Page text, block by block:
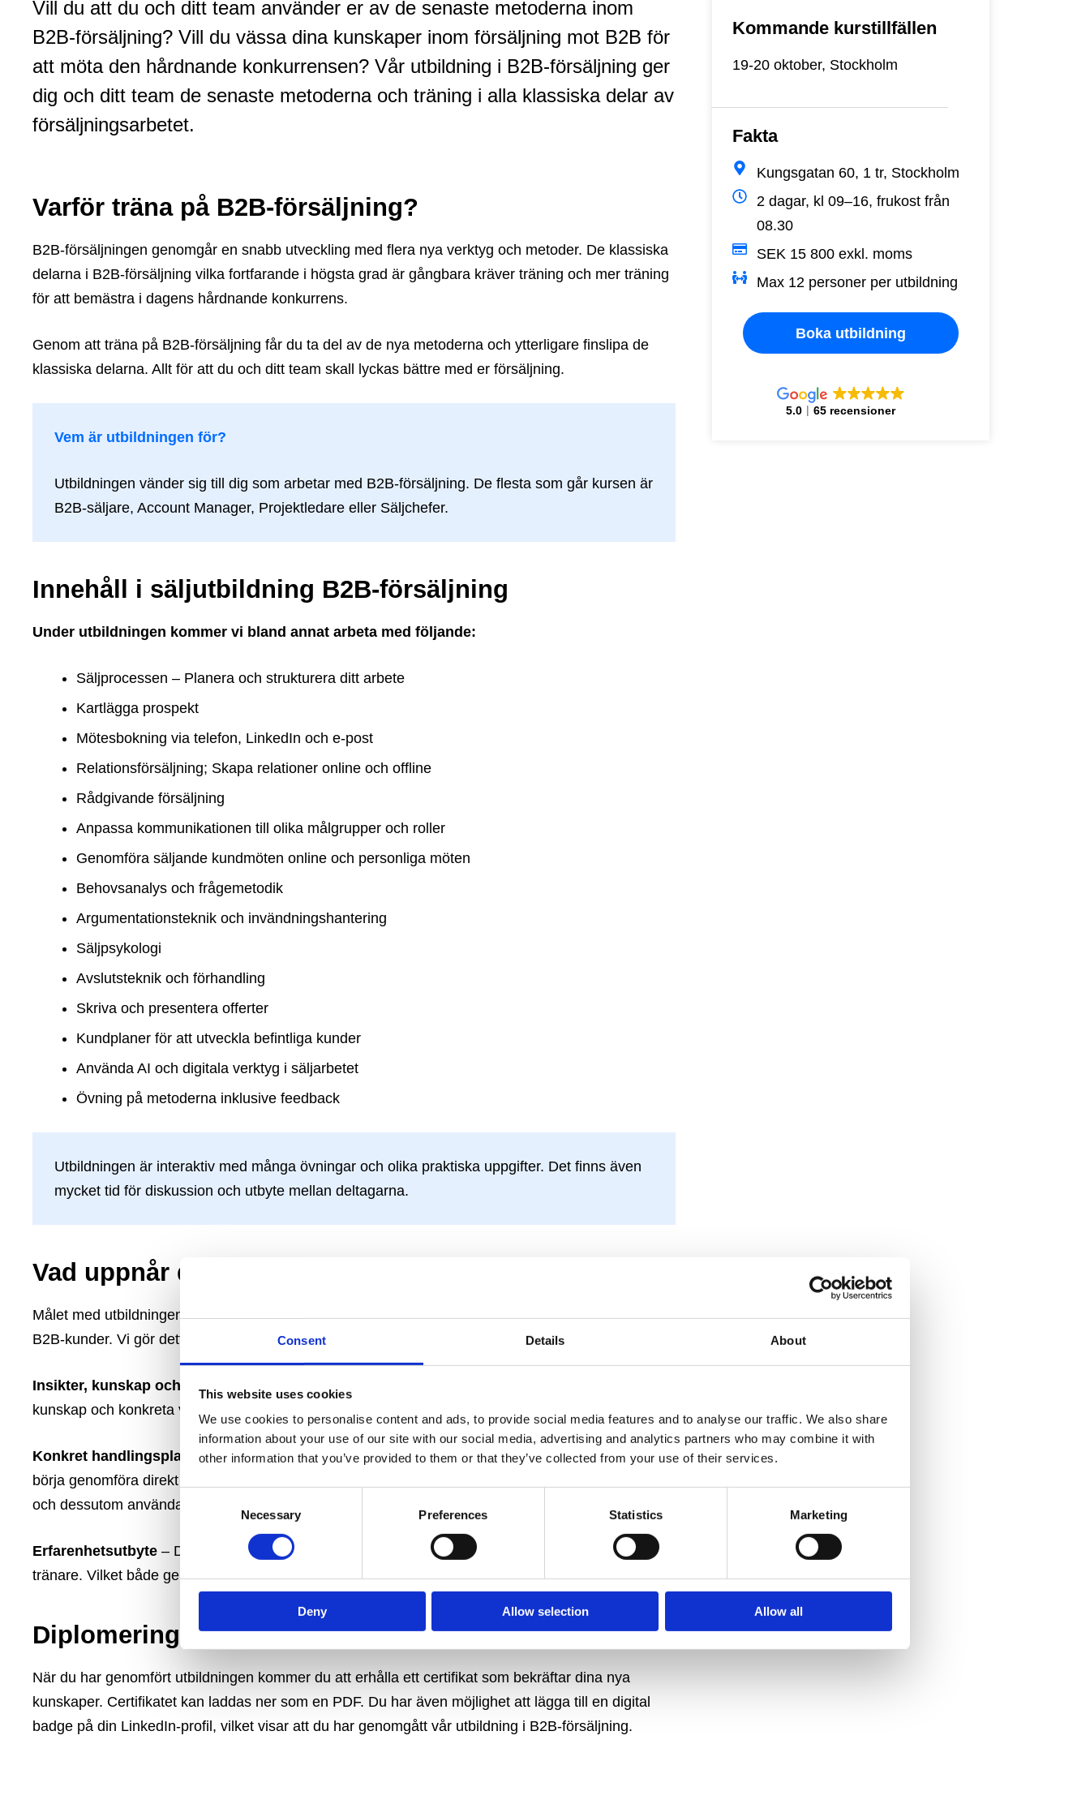
Consent Details About
This website uses cookies
We use cookies to personalise content and ads, to provide social media features and to analyse our traffic. We also share
information about your use of our site with our social media, advertising and analytics partners who may combine it with
other information that you’ve provided to them or that they’ve collected from your use of their services.
Necessary Preferences Statistics Marketing
Deny Allow selection Allow all
Vill du att du och ditt team använder er av de senaste metoderna inom
B2B-försäljning? Vill du vässa dina kunskaper inom försäljning mot B2B för
att möta den hårdnande konkurrensen? Vår utbildning i B2B-försäljning ger
dig och ditt team de senaste metoderna och träning i alla klassiska delar av
försäljningsarbetet.
Varför träna på B2B-försäljning?
B2B-försäljningen genomgår en snabb utveckling med flera nya verktyg och metoder. De klassiska
delarna i B2B-försäljning vilka fortfarande i högsta grad är gångbara kräver träning och mer träning
för att bemästra i dagens hårdnande konkurrens.
Genom att träna på B2B-försäljning får du ta del av de nya metoderna och ytterligare finslipa de
klassiska delarna. Allt för att du och ditt team skall lyckas bättre med er försäljning.
Vem är utbildningen för?
Utbildningen vänder sig till dig som arbetar med B2B-försäljning. De flesta som går kursen är
B2B-säljare, Account Manager, Projektledare eller Säljchefer.
Innehåll i säljutbildning B2B-försäljning
Under utbildningen kommer vi bland annat arbeta med följande:
Säljprocessen – Planera och strukturera ditt arbete
Kartlägga prospekt
Mötesbokning via telefon, LinkedIn och e-post
Relationsförsäljning; Skapa relationer online och offline
Rådgivande försäljning
Anpassa kommunikationen till olika målgrupper och roller
Genomföra säljande kundmöten online och personliga möten
Behovsanalys och frågemetodik
Argumentationsteknik och invändningshantering
Säljpsykologi
Avslutsteknik och förhandling
Skriva och presentera offerter
Kundplaner för att utveckla befintliga kunder
Använda AI och digitala verktyg i säljarbetet
Övning på metoderna inklusive feedback
Utbildningen är interaktiv med många övningar och olika praktiska uppgifter. Det finns även
mycket tid för diskussion och utbyte mellan deltagarna.
Vad uppnår du genom att delta på utbildningen?
Målet med utbildningen är att utveckla dig så du blir ännu bättre på attsälja mot nya och befintliga
B2B-kunder. Vi gör detta genom en beprövad metodik där dessa tre områden utgör grunden.
Insikter, kunskap och verktyg
– Du kommer få stöd att tänka nytt och större. Du kommer att få ny
kunskap och konkreta verktyg som hjälper dig att lyckas ännu bättre i ditt arbete.
Konkret handlingsplan
– Under utbildningen skapar du en konkret handlingsplan som du kan
börja genomföra direkt efter utbildningen. Därefter kan du fortsätta utveckla planen steg för steg
och dessutom använda den under lång tid framåt.
Erfarenhetsutbyte – Du får ta del av erfarenheter och lärdomar från de andra deltagarna och
tränare. Vilket både ger nya idéer och bekräftelse på vad som fungerar i praktiken
Diplomering
När du har genomfört utbildningen kommer du att erhålla ett certifikat som bekräftar dina nya
kunskaper. Certifikatet kan laddas ner som en PDF. Du har även möjlighet att lägga till en digital
badge på din LinkedIn-profil, vilket visar att du har genomgått vår utbildning i B2B-försäljning.
Kommande kurstillfällen
19-20 oktober, Stockholm
Fakta
Kungsgatan 60, 1 tr, Stockholm
2 dagar, kl 09–16, frukost från
08.30
SEK 15 800 exkl. moms
Max 12 personer per utbildning
Boka utbildning
5.0 65 recensioner